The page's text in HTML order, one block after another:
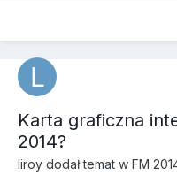
Karta graficzna
2014?
liroy dodał temat w FM